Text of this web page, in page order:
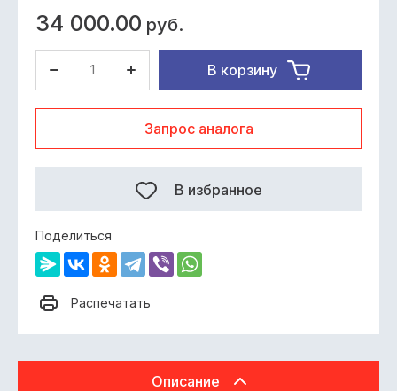
34 000.00 руб.
В корзину
Запрос аналога
В избранное
Поделиться
Распечатать
Описание